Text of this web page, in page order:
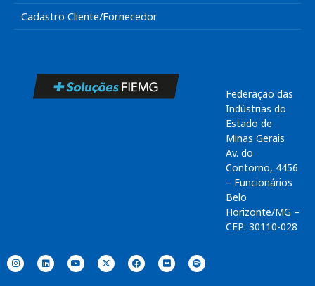
Cadastro Cliente/Fornecedor
Federação das
Indústrias do
Estado de
Minas Gerais
Av. do
Contorno, 4456
– Funcionários
Belo
Horizonte/MG –
CEP: 30110-028